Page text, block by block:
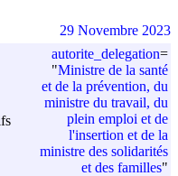
autorite_delegation=
"Ministre de la santé
et de la prévention, du
ministre du travail, du
plein emploi et de
l'insertion et de la
ministre des solidarités
et des familles"
29 Novembre 2023